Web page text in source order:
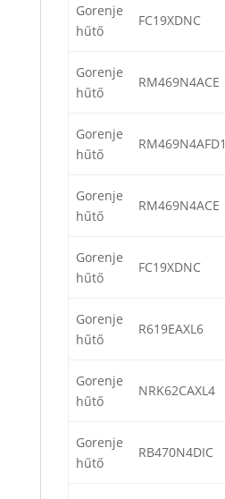
Gorenje
hűtő
FC19XDNC
Gorenje
hűtő
RM469N4ACE
Gorenje
hűtő
RM469N4AFD1
Gorenje
hűtő
RM469N4ACE
Gorenje
hűtő
FC19XDNC
Gorenje
hűtő
R619EAXL6
Gorenje
hűtő
NRK62CAXL4
Gorenje
hűtő
RB470N4DIC